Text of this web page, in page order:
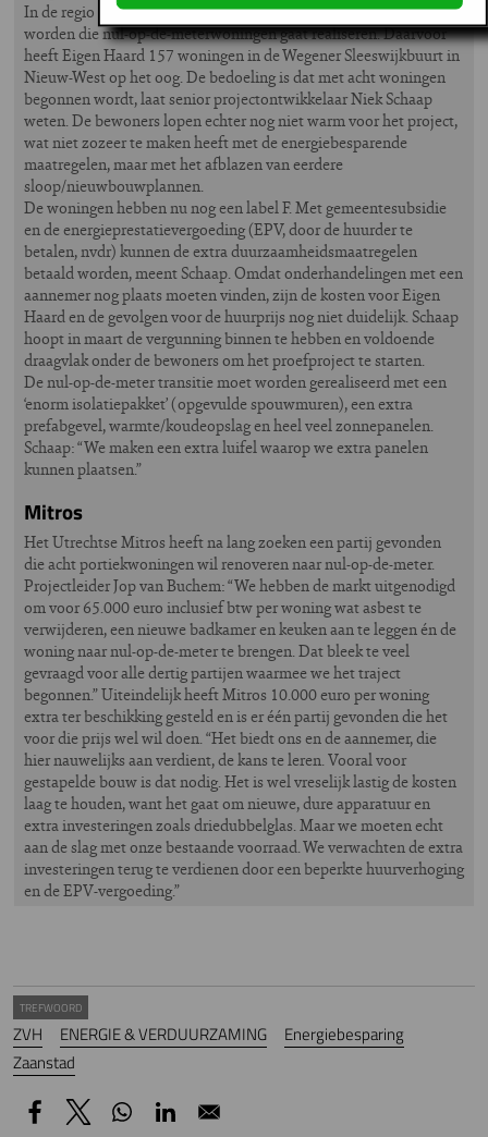
In de regio Amsterdam lijkt Eigen Haard de eerste corporatie te
worden die nul-op-de-meterwoningen gaat realiseren. Daarvoor
heeft Eigen Haard 157 woningen in de Wegener Sleeswijkbuurt in
Nieuw-West op het oog. De bedoeling is dat met acht woningen
begonnen wordt, laat senior projectontwikkelaar Niek Schaap
weten. De bewoners lopen echter nog niet warm voor het project,
wat niet zozeer te maken heeft met de energiebesparende
maatregelen, maar met het afblazen van eerdere
sloop/nieuwbouwplannen.
De woningen hebben nu nog een label F. Met gemeentesubsidie
en de energieprestatievergoeding (EPV, door de huurder te
betalen, nvdr) kunnen de extra duurzaamheidsmaatregelen
betaald worden, meent Schaap. Omdat onderhandelingen met een
aannemer nog plaats moeten vinden, zijn de kosten voor Eigen
Haard en de gevolgen voor de huurprijs nog niet duidelijk. Schaap
hoopt in maart de vergunning binnen te hebben en voldoende
draagvlak onder de bewoners om het proefproject te starten.
De nul-op-de-meter transitie moet worden gerealiseerd met een
‘enorm isolatiepakket’ (opgevulde spouwmuren), een extra
prefabgevel, warmte/koudeopslag en heel veel zonnepanelen.
Schaap: “We maken een extra luifel waarop we extra panelen
kunnen plaatsen.”
Mitros
Het Utrechtse Mitros heeft na lang zoeken een partij gevonden
die acht portiekwoningen wil renoveren naar nul-op-de-meter.
Projectleider Jop van Buchem: “We hebben de markt uitgenodigd
om voor 65.000 euro inclusief btw per woning wat asbest te
verwijderen, een nieuwe badkamer en keuken aan te leggen én de
woning naar nul-op-de-meter te brengen. Dat bleek te veel
gevraagd voor alle dertig partijen waarmee we het traject
begonnen.” Uiteindelijk heeft Mitros 10.000 euro per woning
extra ter beschikking gesteld en is er één partij gevonden die het
voor die prijs wel wil doen. “Het biedt ons en de aannemer, die
hier nauwelijks aan verdient, de kans te leren. Vooral voor
gestapelde bouw is dat nodig. Het is wel vreselijk lastig de kosten
laag te houden, want het gaat om nieuwe, dure apparatuur en
extra investeringen zoals driedubbelglas. Maar we moeten echt
aan de slag met onze bestaande voorraad. We verwachten de extra
investeringen terug te verdienen door een beperkte huurverhoging
en de EPV-vergoeding.”
TREFWOORD
ZVH ENERGIE & VERDUURZAMING
Energiebesparing
Zaanstad